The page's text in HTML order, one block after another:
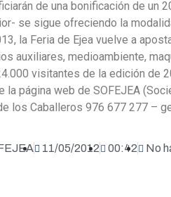
de una bonificación de un
se sigue ofreciendo la
la Feria de Ejea vuelve a
auxiliares, medioambiente,
visitantes de la edición de
la página web de SOFEJEA
los Caballeros 976 677 277 –
11/05/2012 00:42 No